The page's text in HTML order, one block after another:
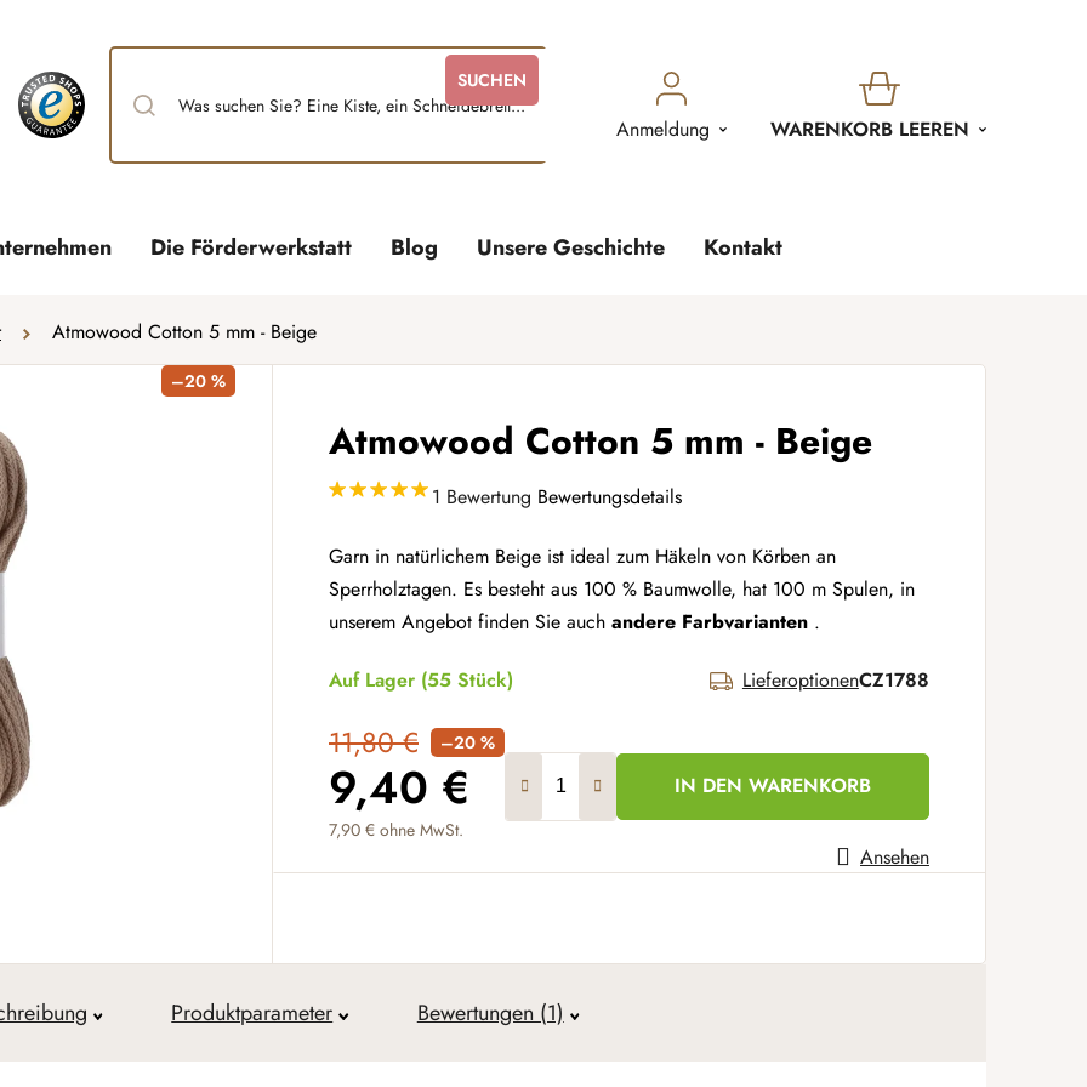
SUCHEN
Anmeldung
WARENKORB
WARENKORB LEEREN
Die Förderwerkstatt Blog Unsere Geschichte Kontakt
Atmowood Cotton 5 mm - Beige
Atmowood Cotton 5 mm - Beige
1 Bewertung Bewertungsdetails
Garn in natürlichem Beige ist ideal zum Häkeln von Körben an
Sperrholztagen. Es besteht aus 100 % Baumwolle, hat 100 m Spulen, in
unserem Angebot finden Sie auch andere Farbvarianten .
Auf Lager (55 Stück) LieferoptionenCZ1788
11,80 € –20 %
9,40 €
7,90 € ohne MwSt.
Verkaufspreis:
IN DEN WARENKORB
Ansehen
–20 %
Produktparameter Bewertungen (1)